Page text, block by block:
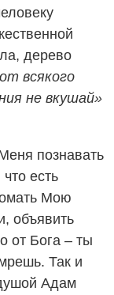
дерево
всякого
не вкушай»
познавать
есть
Мою
объявить
от Бога – ты
Так и
Адам